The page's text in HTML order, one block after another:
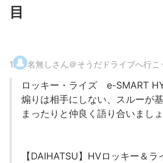
目
1. 名無しさん＠そうだドライブへ行こ
ロッキー・ライズ e-SMART
煽りは相手にしない、スルーが基
まったりと仲良く語り合いましょ
【DAIHATSU】HVロッキー＆